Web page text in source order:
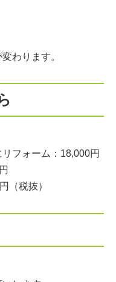
わります。
フォーム：18,000円
税抜）